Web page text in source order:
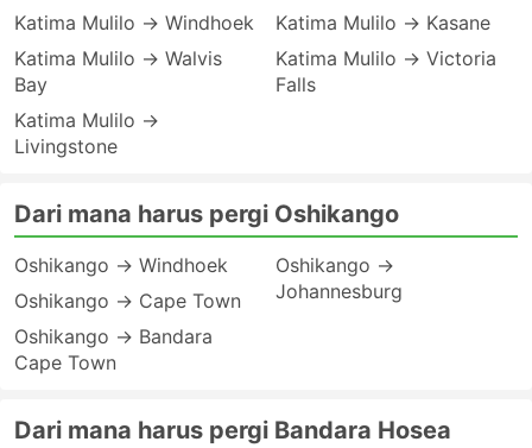
Katima Mulilo → Windhoek
Katima Mulilo → Walvis
Bay
Katima Mulilo →
Livingstone
Katima Mulilo → Kasane
Katima Mulilo → Victoria
Falls
Dari mana harus pergi Oshikango
Oshikango → Windhoek
Oshikango → Cape Town
Oshikango → Bandara
Cape Town
Oshikango →
Johannesburg
Dari mana harus pergi Bandara Hosea